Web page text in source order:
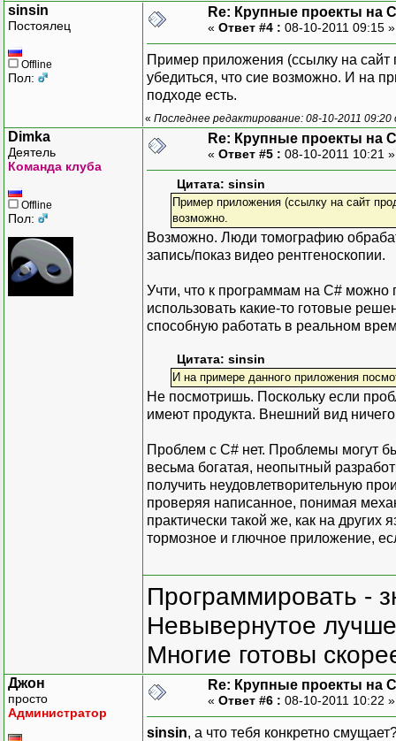
sinsin
Постоялец
Offline
Пол:
Re: Крупные проекты на
« Ответ #4 : 08-10-2011 09:15
Пример приложения (ссылку на сайт
убедиться, что сие возможно. И на
подходе есть.
« Последнее редактирование: 08-10-2011 09:20
Dimka
Деятель
Команда клуба
Offline
Пол:
Re: Крупные проекты на
« Ответ #5 : 08-10-2011 10:21
Цитата: sinsin
Пример приложения (ссылку на сайт
возможно.
Возможно. Люди томографию
запись/показ видео рентгеноскопии.
Учти, что к программам на C# можно
использовать какие-то готовые
способную работать в реальном
Цитата: sinsin
И на примере данного приложения
Не посмотришь. Поскольку если
имеют продукта. Внешний вид ничего
Проблем с C# нет. Проблемы могут
весьма богатая, неопытный
получить неудовлетворительную
проверяя написанное, понимая
практически такой же, как на
тормозное и глючное приложение,
Программировать -
Невывернутое
Многие готовы
Джон
просто
Администратор
Re: Крупные проекты на
« Ответ #6 : 08-10-2011 10:22
sinsin, а что тебя конкретно